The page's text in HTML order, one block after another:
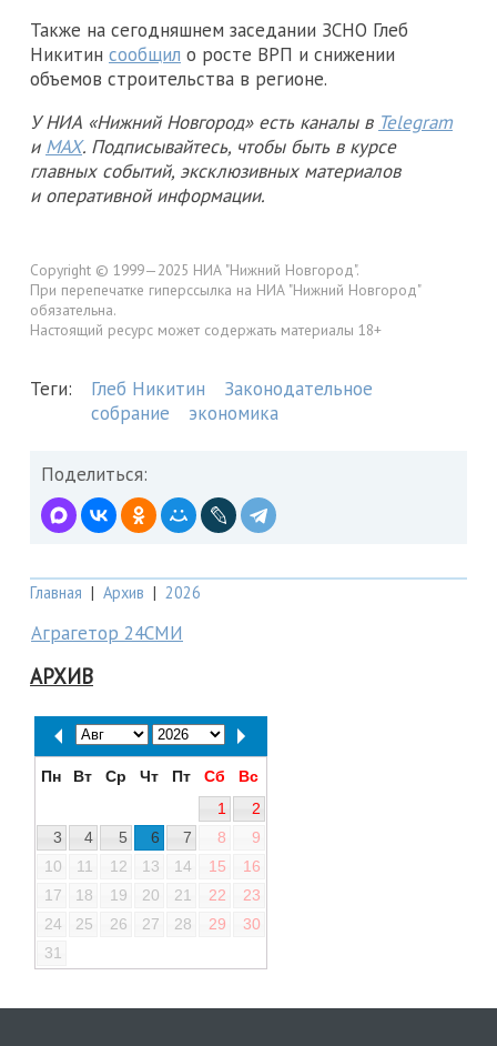
Также на сегодняшнем заседании ЗСНО Глеб
Никитин сообщил о росте ВРП и снижении
объемов строительства в регионе.
У НИА «Нижний Новгород» есть каналы в Telegram
и MAX. Подписывайтесь, чтобы быть в курсе
главных событий, эксклюзивных материалов
и оперативной информации.
Copyright © 1999—2025 НИА "Нижний Новгород".
При перепечатке гиперссылка на НИА "Нижний Новгород"
обязательна.
Настоящий ресурс может содержать материалы 18+
Теги: Глеб Никитин
Законодательное
собрание
экономика
Поделиться:
Главная | Архив | 2026
Аграгетор 24СМИ
АРХИВ
Пн Вт Ср Чт Пт Сб
Вс
1
2
3
4 5 6 7 8
9
10
11 12 13 14 15
16
17
18 19 20 21 22
23
24
25 26 27 28 29
30
31